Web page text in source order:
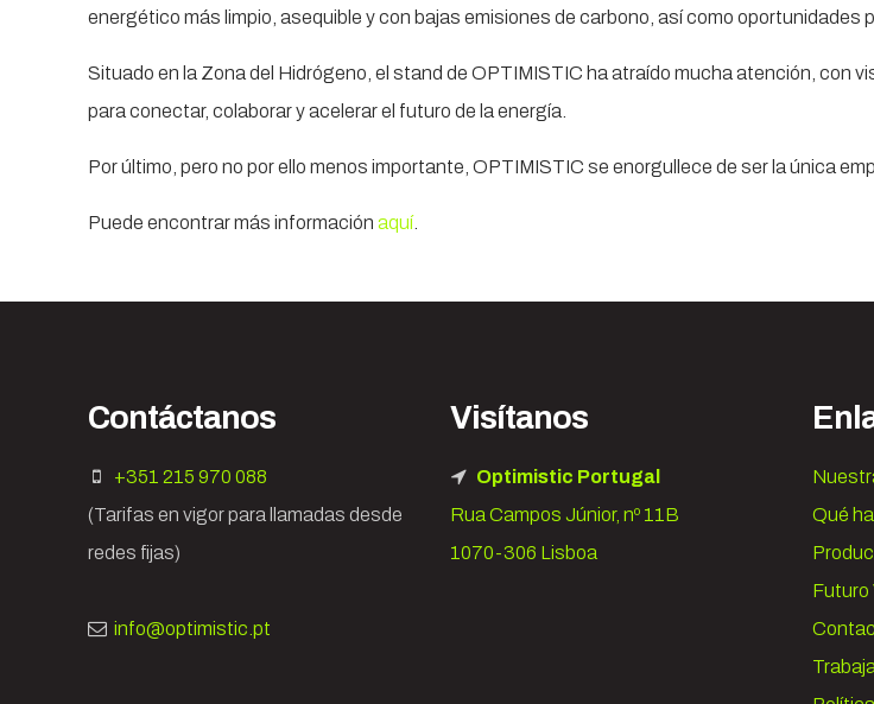
energético más limpio, asequible y con bajas emisiones de carbono, así como oportunidades
Situado en la Zona del Hidrógeno, el stand de OPTIMISTIC ha atraído mucha atención, con
para conectar, colaborar y acelerar el futuro de la energía.
Por último, pero no por ello menos importante, OPTIMISTIC se enorgullece de ser la única
Puede encontrar más informaciónaquí.
Contáctanos
+351 215 970 088
(Tarifas en vigor para llamadas desde
redes fijas)
info@optimistic.pt
Visítanos
Optimistic Portugal
Rua Campos Júnior, nº 11B
1070-306 Lisboa
Qué
Futuro